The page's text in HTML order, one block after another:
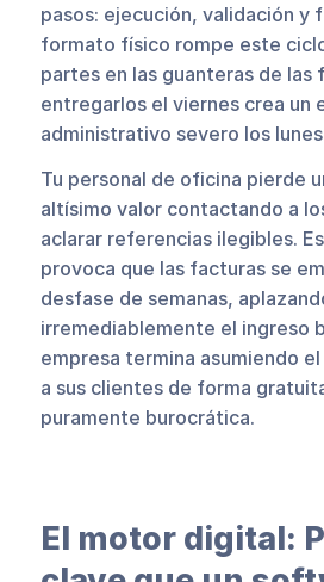
pasos: ejecución, validación y
formato físico rompe este
partes en las guanteras de las
entregarlos el viernes crea un
administrativo severo los
Tu personal de oficina pierde
altísimo valor contactando a
aclarar referencias ilegibles.
provoca que las facturas se
desfase de semanas,
irremediablemente el ingreso
empresa termina asumiendo
a sus clientes de forma
puramente burocrática.
El motor digital: